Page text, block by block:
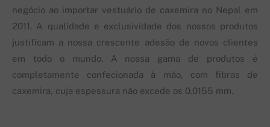
negócio ao importar vestuário de caxemira no Nepal em
2011. A qualidade e exclusividade dos nossos produtos
justificam a nossa crescente adesão de novos clientes
em todo o mundo. A nossa gama de produtos é
completamente confecionada à mão, com fibras de
caxemira, cuja espessura não excede os 0.0155 mm.